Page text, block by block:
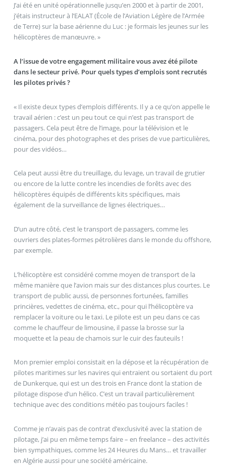
J’ai été en unité opérationnelle jusqu’en 2000 et à partir de 2001,
j’étais instructeur à l’EALAT (École de l’Aviation Légère de l’Armée
de Terre) sur la base aérienne du Luc : je formais les jeunes sur les
hélicoptères de manœuvre. »
A l’issue de votre engagement militaire vous avez été pilote
dans le secteur privé. Pour quels types d’emplois sont recrutés
les pilotes privés ?
« Il existe deux types d’emplois différents. Il y a ce qu’on appelle le
travail aérien : c’est un peu tout ce qui n’est pas transport de
passagers. Cela peut être de l’image, pour la télévision et le
cinéma, pour des photographes et des prises de vue particulières,
pour des vidéos…
Cela peut aussi être du treuillage, du levage, un travail de grutier
ou encore de la lutte contre les incendies de forêts avec des
hélicoptères équipés de différents kits spécifiques, mais
également de la surveillance de lignes électriques…
D’un autre côté, c’est le transport de passagers, comme les
ouvriers des plates-formes pétrolières dans le monde du offshore,
par exemple.
L’hélicoptère est considéré comme moyen de transport de la
même manière que l’avion mais sur des distances plus courtes. Le
transport de public aussi, de personnes fortunées, familles
princières, vedettes de cinéma, etc., pour qui l’hélicoptère va
remplacer la voiture ou le taxi. Le pilote est un peu dans ce cas
comme le chauffeur de limousine, il passe la brosse sur la
moquette et la peau de chamois sur le cuir des fauteuils !
Mon premier emploi consistait en la dépose et la récupération de
pilotes maritimes sur les navires qui entraient ou sortaient du port
de Dunkerque, qui est un des trois en France dont la station de
pilotage dispose d’un hélico. C’est un travail particulièrement
technique avec des conditions météo pas toujours faciles !
Comme je n’avais pas de contrat d’exclusivité avec la station de
pilotage, j’ai pu en même temps faire – en freelance – des activités
bien sympathiques, comme les 24 Heures du Mans… et travailler
en Algérie aussi pour une société américaine.